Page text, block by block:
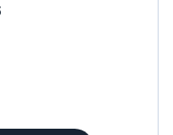
Électroménagers
studios, maisons et
Aide au